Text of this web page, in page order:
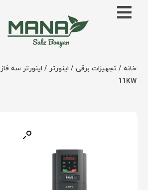
خانه / تجهیزات برقی / اینورتر
11KW